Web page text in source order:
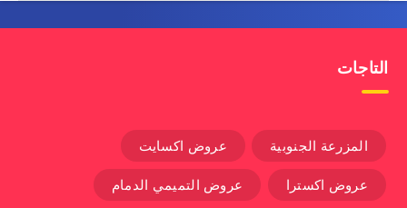
التاجات
المزرعة الجنوبية عروض اكسايت
عروض اكسترا عروض التميمي الدمام